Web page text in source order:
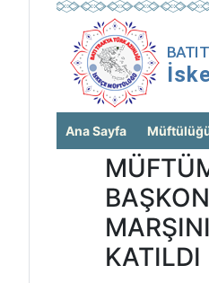
BATI
Ana Sayfa
KATILDI